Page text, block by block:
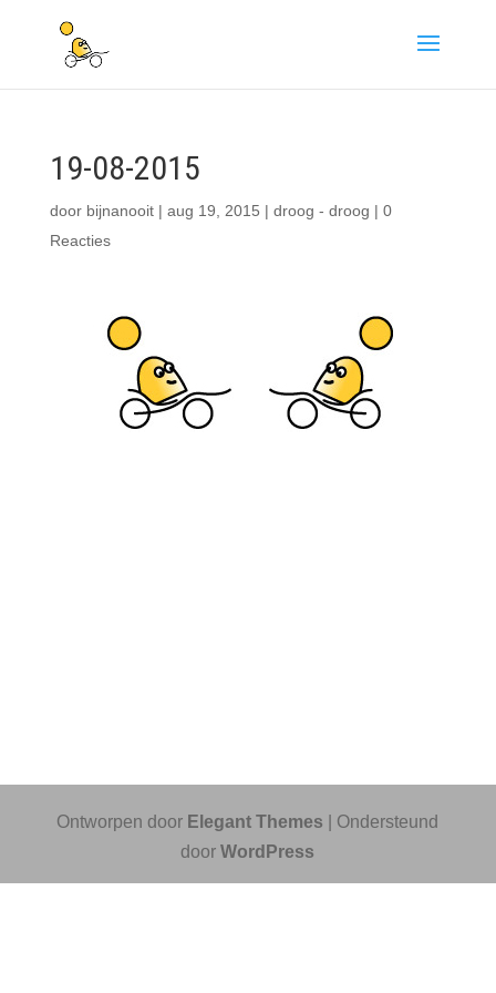
19-08-2015
door bijnanooit| aug 19, 2015 | droog - droog | 0
Reacties
Ontworpen door Elegant Themes | Ondersteund
doorWordPress